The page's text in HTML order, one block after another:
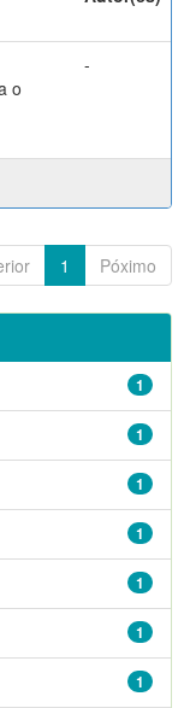
o
-
1 Póximo
1
1
1
1
1
1
1